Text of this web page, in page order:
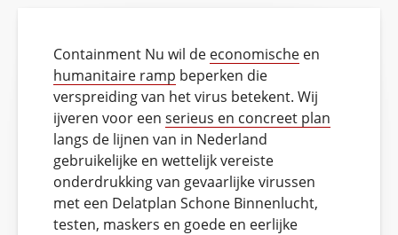
Containment Nu wil de economische en
humanitaire ramp beperken die
verspreiding van het virus betekent. Wij
ijveren voor een serieus en concreet plan
langs de lijnen van in Nederland
gebruikelijke en wettelijk vereiste
onderdrukking van gevaarlijke virussen
met een Delatplan Schone Binnenlucht,
testen, maskers en goede en eerlijke